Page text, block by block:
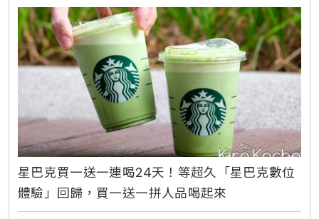
朵、冷萃咖啡、夏日冰柚冷萃咖啡、椰奶經典巧克力、
豆奶玫瑰蜜香茶那堤、焦糖咖啡星
星巴克買一送一連喝24天！等超久「星巴克數位
體驗」回歸，買一送一拼人品喝起來